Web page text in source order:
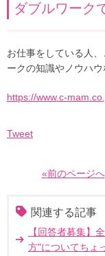
ダブルワーク
お仕事をしている人
ークの知識やノウハ
https://www.c-
Tweet
«前のページへ
関連する記事
【回答者募集】
方"についてちょ